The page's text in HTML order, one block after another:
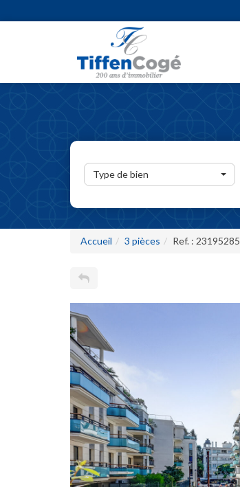
Type de bien
Accueil 3 pièces Ref. : 23195285